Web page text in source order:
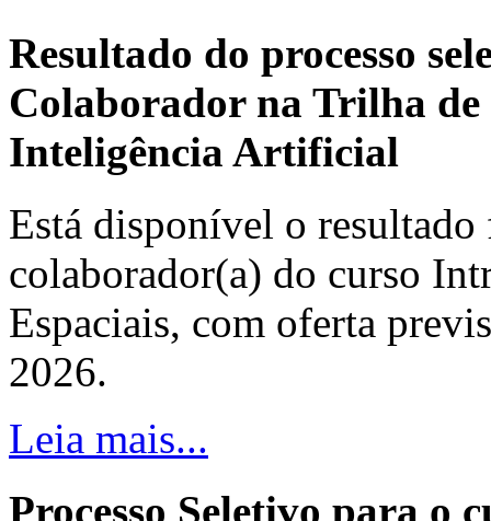
Resultado do processo
Colaborador na Trilha de
Inteligência Artificial
Está disponível o resultado
colaborador(a) do curso
Espaciais, com oferta
2026.
Leia mais...
Processo Seletivo para o